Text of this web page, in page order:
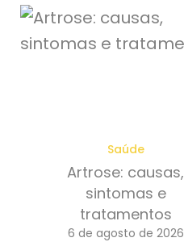
Saúde
Artrose: causas,
sintomas e
tratamentos
6 de agosto de 2026